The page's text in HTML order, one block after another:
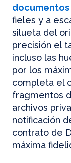
fieles y a
silueta del
precisión el
incluso las
por los
completa el
fragmentos
archivos
notificación
contrato de
máxima